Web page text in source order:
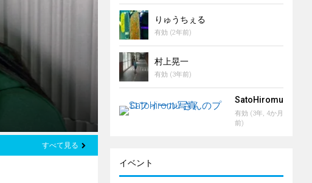
お知らせ / 注目
美浦村公認地域
すべて見る
りゅうちぇる
有効 (2年前)
村上晃一
有効 (3年前)
SatoHiromu
有効 (3年, 4か月
前)
イベント